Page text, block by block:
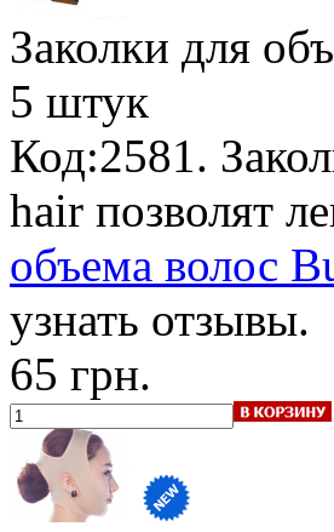
Заколки для
5 штук
Код:2581.
hair позволят
объема волос
узнать отзывы.
65 грн.